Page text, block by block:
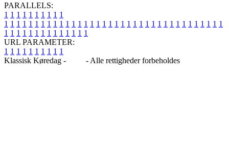
PARALLELS:
1 1 1 1 1 1 1 1 1 1
1 1 1 1 1 1 1 1 1 1 1 1 1 1 1 1 1 1 1 1 1 1 1 1 1 1 1 1 1 1 1 1 1 1 1 1
1 1 1 1 1 1 1 1 1 1 1 1 1 1
URL PARAMETER:
1 1 1 1 1 1 1 1 1 1
Klassisk Køredag -
- Alle rettigheder forbeholdes